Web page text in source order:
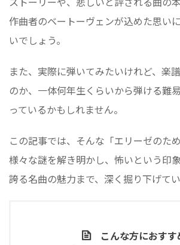
作曲者のベートーヴェンが込めた思い
いでしょう。
また、実際に弾いてみたいけれど、楽
のか、一体何年生くらいから弾ける難
っているかもしれません。
この記事では、そんな「エリーゼのた
様々な謎を解き明かし、怖いという印
誇る名曲の魅力まで、深く掘り下げてい
こんな方におすす